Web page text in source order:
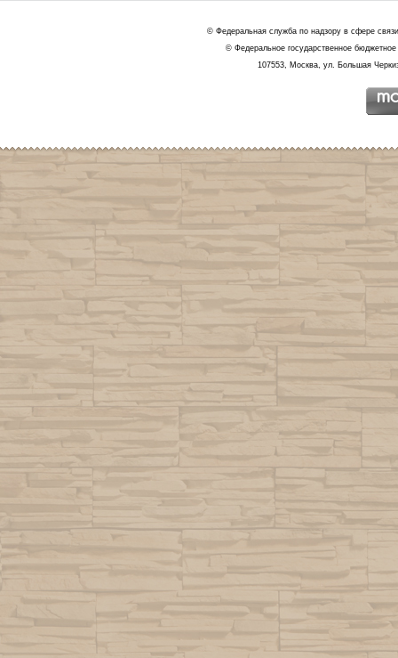
© Федеральная служба по надзору в сфере
© Федеральное государственное
107553, Москва, ул. Большая